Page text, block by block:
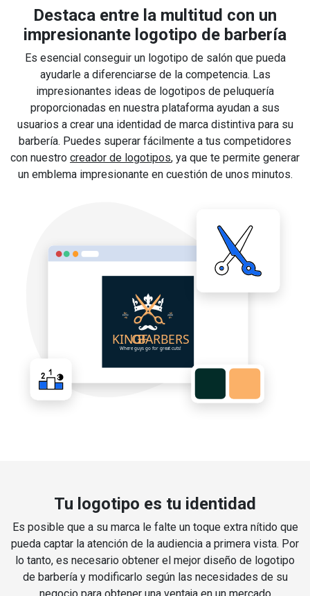
Destaca entre la multitud con un
impresionante logotipo de barbería
Es esencial conseguir un logotipo de salón que pueda
ayudarle a diferenciarse de la competencia. Las
impresionantes ideas de logotipos de peluquería
proporcionadas en nuestra plataforma ayudan a sus
usuarios a crear una identidad de marca distintiva para su
barbería. Puedes superar fácilmente a tus competidores
con nuestro creador de logotipos, ya que te permite generar
un emblema impresionante en cuestión de unos minutos.
Tu logotipo es tu identidad
Es posible que a su marca le falte un toque extra nítido que
pueda captar la atención de la audiencia a primera vista. Por
lo tanto, es necesario obtener el mejor diseño de logotipo
de barbería y modificarlo según las necesidades de su